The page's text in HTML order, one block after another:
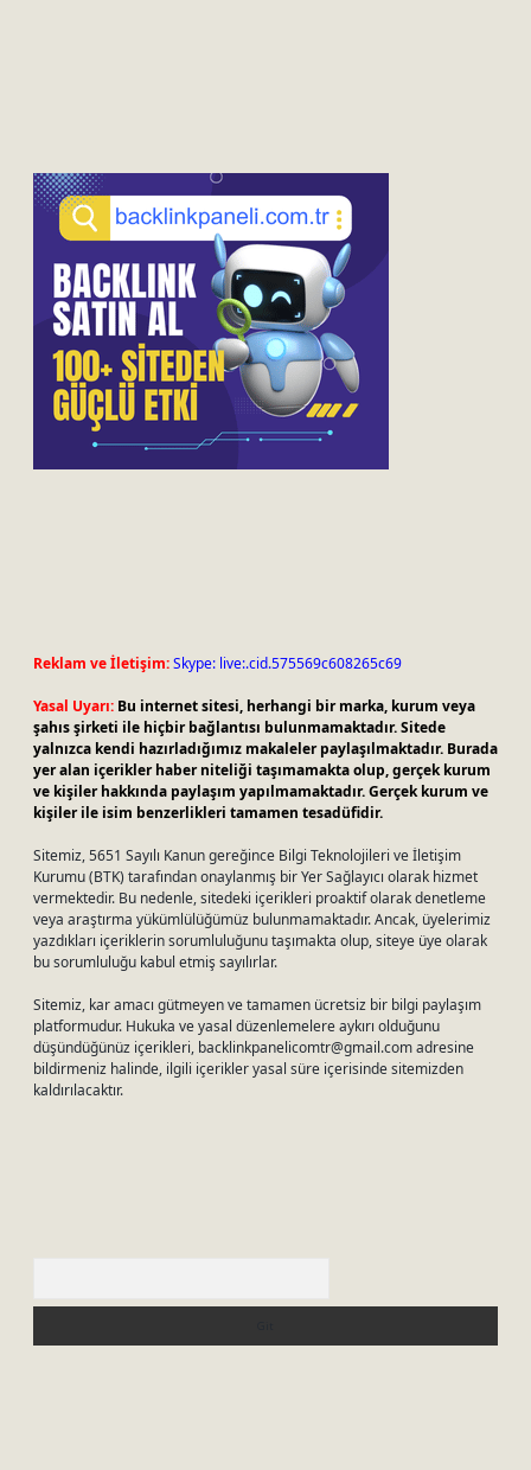
Reklam ve İletişim:Skype: live:.cid.575569c608265c69
Yasal Uyarı: Bu internet sitesi, herhangi bir marka, kurum veya
şahıs şirketi ile hiçbir bağlantısı bulunmamaktadır. Sitede
yalnızca kendi hazırladığımız makaleler paylaşılmaktadır. Burada
yer alan içerikler haber niteliği taşımamakta olup, gerçek kurum
ve kişiler hakkında paylaşım yapılmamaktadır. Gerçek kurum ve
kişiler ile isim benzerlikleri tamamen tesadüfidir.
Sitemiz, 5651 Sayılı Kanun gereğince Bilgi Teknolojileri ve İletişim
Kurumu (BTK) tarafından onaylanmış bir Yer Sağlayıcı olarak hizmet
vermektedir. Bu nedenle, sitedeki içerikleri proaktif olarak denetleme
veya araştırma yükümlülüğümüz bulunmamaktadır. Ancak, üyelerimiz
yazdıkları içeriklerin sorumluluğunu taşımakta olup, siteye üye olarak
bu sorumluluğu kabul etmiş sayılırlar.
Sitemiz, kar amacı gütmeyen ve tamamen ücretsiz bir bilgi paylaşım
platformudur. Hukuka ve yasal düzenlemelere aykırı olduğunu
düşündüğünüz içerikleri, backlinkpanelicomtr@gmail.comadresine
bildirmeniz halinde, ilgili içerikler yasal süre içerisinde sitemizden
kaldırılacaktır.